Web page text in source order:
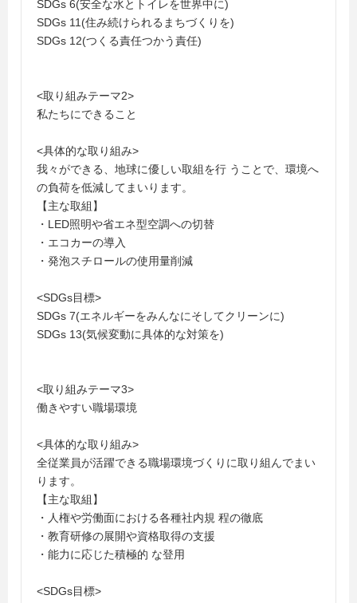
SDGs 6(安全な水とトイレを世界中に)
SDGs 11(住み続けられるまちづくりを)
SDGs 12(つくる責任つかう責任)
<取り組みテーマ2>
私たちにできること
<具体的な取り組み>
我々ができる、地球に優しい取組を行 うことで、環境へ
の負荷を低減してまいります。
【主な取組】
・LED照明や省エネ型空調への切替
・エコカーの導入
・発泡スチロールの使用量削減
<SDGs目標>
SDGs 7(エネルギーをみんなにそしてクリーンに)
SDGs 13(気候変動に具体的な対策を)
<取り組みテーマ3>
働きやすい職場環境
<具体的な取り組み>
全従業員が活躍できる職場環境づくりに取り組んでまい
ります。
【主な取組】
・人権や労働面における各種社内規 程の徹底
・教育研修の展開や資格取得の支援
・能力に応じた積極的 な登用
<SDGs目標>